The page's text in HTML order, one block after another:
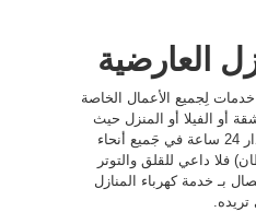
العارضية
لِجميع الأعمال الخاصة
أو الفيلا أو المنزل حيث
انها خدمة تنتظرك على مَدار 24 ساعة في جَميع أنحاء
فلا داعي للقلق والتوتر
بـ خدمة كهرباء المنازل